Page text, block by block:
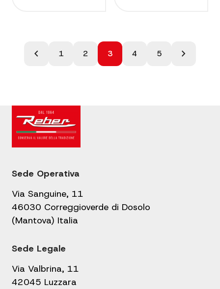
Paginazione
chevron_left 1 2 3 4 5 chevron_right
Sede Operativa
Via Sanguine, 11
46030 Correggioverde di Dosolo
(Mantova) Italia
Sede Legale
Via Valbrina, 11
42045 Luzzara